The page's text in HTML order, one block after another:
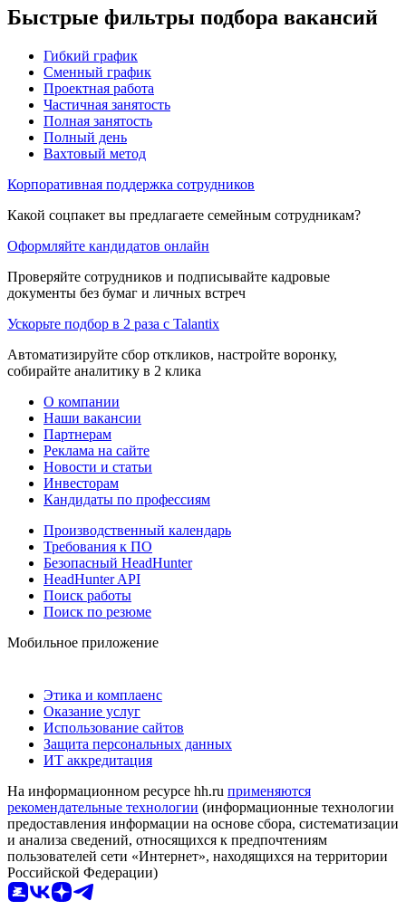
Быстрые фильтры подбора вакансий
Гибкий график
Сменный график
Проектная работа
Частичная занятость
Полная занятость
Полный день
Вахтовый метод
Корпоративная поддержка сотрудников
Какой соцпакет вы предлагаете семейным сотрудникам?
Оформляйте кандидатов онлайн
Проверяйте сотрудников и подписывайте кадровые
документы без бумаг и личных встреч
Ускорьте подбор в 2 раза с Talantix
Автоматизируйте сбор откликов, настройте воронку,
собирайте аналитику в 2 клика
О компании
Наши вакансии
Партнерам
Реклама на сайте
Новости и статьи
Инвесторам
Кандидаты по профессиям
Производственный календарь
Требования к ПО
Безопасный HeadHunter
HeadHunter API
Поиск работы
Поиск по резюме
Мобильное приложение
Этика и комплаенс
Оказание услуг
Использование сайтов
Защита персональных данных
ИТ аккредитация
На информационном ресурсе hh.ru применяются
рекомендательные технологии (информационные технологии
предоставления информации на основе сбора, систематизации
и анализа сведений, относящихся к предпочтениям
пользователей сети «Интернет», находящихся на территории
Российской Федерации)